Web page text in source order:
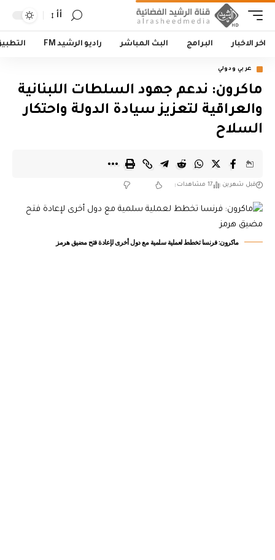
أأ
اخر الاخبار البرامج البث المباشر راديو الرشيد FM
عربي ودولي
ماكرون: ندعم جهود السلطات اللبنانية
والعراقية لتعزيز سيادة الدولة واحتكار
السلاح
قبل شهرين 17 مشاهدات
ماكرون: فرنسا تخطط لعملية سلمية مع دول أخرى لإعادة فتح مضيق هرمز